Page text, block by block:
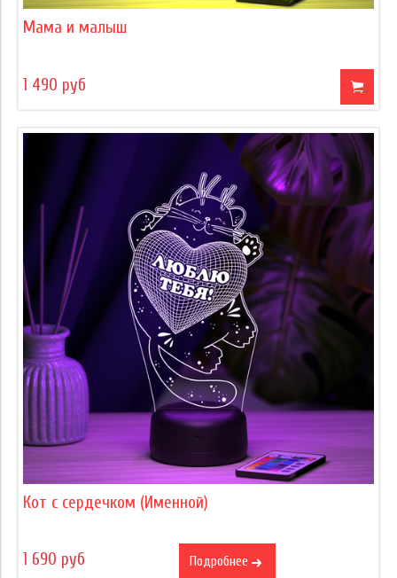
Мама и малыш
1 490 руб
Кот с сердечком (Именной)
1 690 руб Подробнее